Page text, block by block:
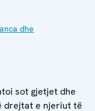
dhe
sot gjetjet dhe
drejtat e njeriut të